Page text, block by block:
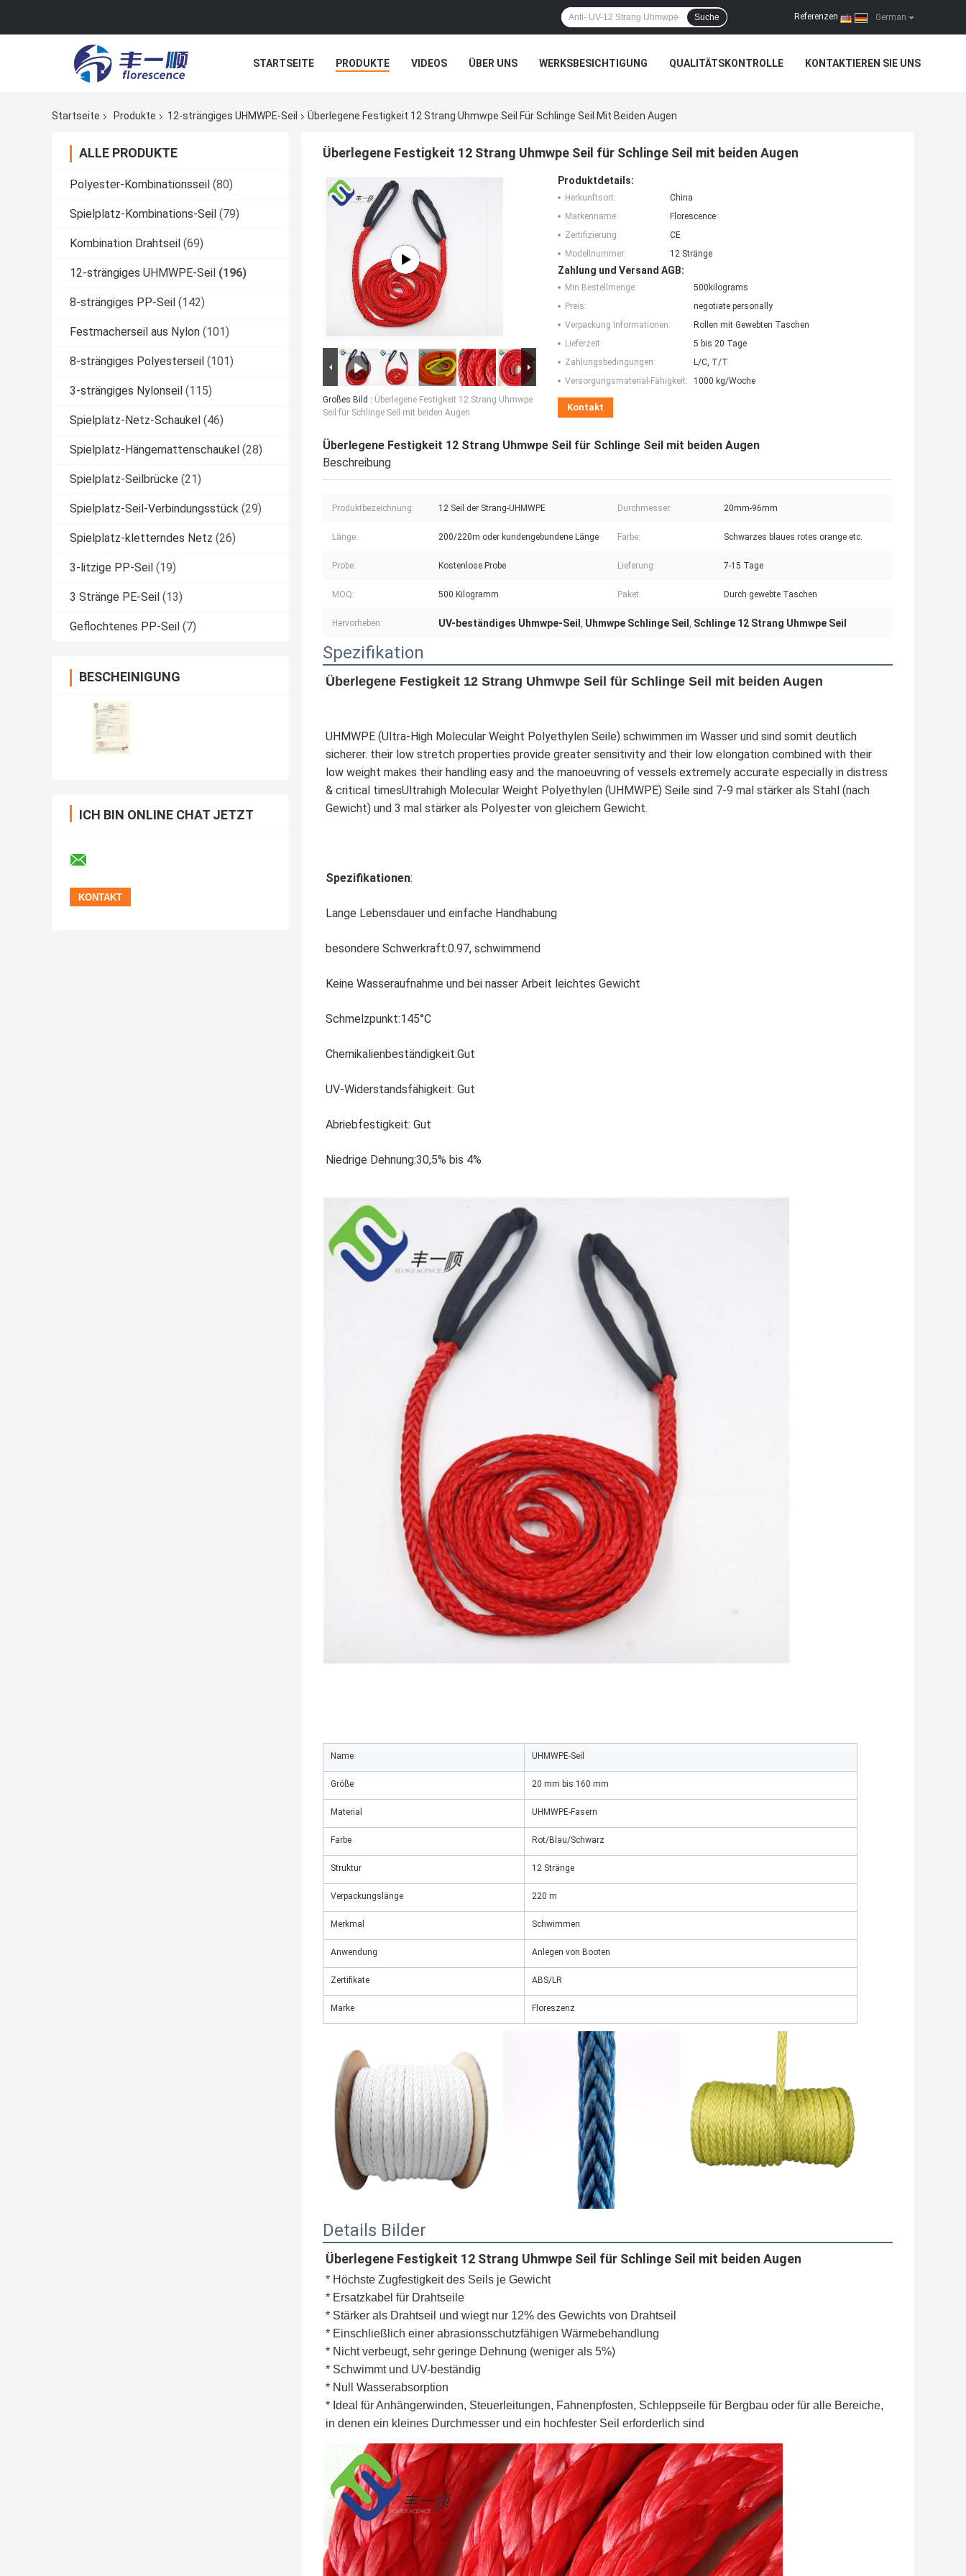
German
Referenzen |
Suche
STARTSEITE PRODUKTE VIDEOS ÜBER UNS WERKSBESICHTIGUNG QUALITÄTSKONTROLLE KONTAKTIEREN SIE UNS
Startseite
Produkte 12-strängiges UHMWPE-Seil Überlegene Festigkeit 12 Strang Uhmwpe Seil Für Schlinge Seil Mit Beiden Augen
ALLE PRODUKTE
Polyester-Kombinationsseil (80)
Spielplatz-Kombinations-Seil (79)
Kombination Drahtseil (69)
12-strängiges UHMWPE-Seil (196)
8-strängiges PP-Seil (142)
Festmacherseil aus Nylon (101)
8-strängiges Polyesterseil (101)
3-strängiges Nylonseil (115)
Spielplatz-Netz-Schaukel (46)
Spielplatz-Hängemattenschaukel (28)
Spielplatz-Seilbrücke (21)
Spielplatz-Seil-Verbindungsstück (29)
Spielplatz-kletterndes Netz (26)
3-litzige PP-Seil (19)
3 Stränge PE-Seil (13)
Geflochtenes PP-Seil (7)
BESCHEINIGUNG
ICH BIN ONLINE CHAT JETZT
Überlegene Festigkeit 12 Strang Uhmwpe Seil für Schlinge Seil mit beiden Augen
Großes Bild : Überlegene Festigkeit 12 Strang Uhmwpe
Seil für Schlinge Seil mit beiden Augen
Produktdetails:
Herkunftsort:
China
Markenname:
Florescence
Zertifizierung:
CE
Modellnummer:
12 Stränge
Zahlung und Versand AGB:
Min Bestellmenge:
500kilograms
Preis:
negotiate personally
Verpackung Informationen:
Rollen mit Gewebten Taschen
Lieferzeit:
5 bis 20 Tage
Zahlungsbedingungen:
L/C, T/T
Versorgungsmaterial-Fähigkeit:
1000 kg/Woche
Kontakt
Überlegene Festigkeit 12 Strang Uhmwpe Seil für Schlinge Seil mit beiden Augen
Beschreibung
Produktbezeichnung: 12 Seil der Strang-UHMWPE Durchmesser: 20mm-96mm
Länge: 200/220m oder kundengebundene Länge Farbe: Schwarzes blaues rotes orange etc.
Probe: Kostenlose Probe Lieferung: 7-15 Tage
MOQ: 500 Kilogramm Paket: Durch gewebte Taschen
Hervorheben: UV-beständiges Uhmwpe-Seil , Uhmwpe Schlinge Seil , Schlinge 12 Strang Uhmwpe Seil
Spezifikation
Überlegene Festigkeit 12 Strang Uhmwpe Seil für Schlinge Seil mit beiden Augen
UHMWPE (Ultra-High Molecular Weight Polyethylen Seile) schwimmen im Wasser und sind somit deutlich
sicherer. their low stretch properties provide greater sensitivity and their low elongation combined with their
low weight makes their handling easy and the manoeuvring of vessels extremely accurate especially in distress
& critical timesUltrahigh Molecular Weight Polyethylen (UHMWPE) Seile sind 7-9 mal stärker als Stahl (nach
Gewicht) und 3 mal stärker als Polyester von gleichem Gewicht.
Spezifikationen:
Lange Lebensdauer und einfache Handhabung
besondere Schwerkraft:0.97, schwimmend
Keine Wasseraufnahme und bei nasser Arbeit leichtes Gewicht
Schmelzpunkt:145°C
Chemikalienbeständigkeit:Gut
UV-Widerstandsfähigkeit: Gut
Abriebfestigkeit: Gut
Niedrige Dehnung:30,5% bis 4%
Name UHMWPE-Seil
Größe 20 mm bis 160 mm
Material UHMWPE-Fasern
Farbe Rot/Blau/Schwarz
Struktur 12 Stränge
Verpackungslänge 220 m
Merkmal Schwimmen
Anwendung Anlegen von Booten
Zertifikate ABS/LR
Marke Floreszenz
Details Bilder
Überlegene Festigkeit 12 Strang Uhmwpe Seil für Schlinge Seil mit beiden Augen
* Höchste Zugfestigkeit des Seils je Gewicht
* Ersatzkabel für Drahtseile
* Stärker als Drahtseil und wiegt nur 12% des Gewichts von Drahtseil
* Einschließlich einer abrasionsschutzfähigen Wärmebehandlung
* Nicht verbeugt, sehr geringe Dehnung (weniger als 5%)
* Schwimmt und UV-beständig
* Null Wasserabsorption
* Ideal für Anhängerwinden, Steuerleitungen, Fahnenpfosten, Schleppseile für Bergbau oder für alle Bereiche,
in denen ein kleines Durchmesser und ein hochfester Seil erforderlich sind